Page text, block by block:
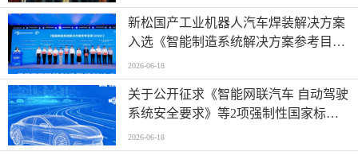
新松国产工业机器人汽车焊装解决方案
入选《智能制造系统解决方案参考目录
（2026）》
2026-06-18
关于公开征求《智能网联汽车 自动驾驶
系统安全要求》等2项强制性国家标准
（报批稿）、《车载事故紧急呼叫系
统》强制性国家标准外文版（报批稿）
2026-06-18